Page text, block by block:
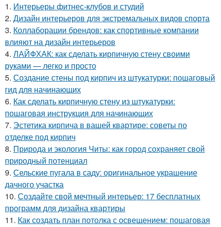
1. Интерьеры фитнес-клубов и студий
2. Дизайн интерьеров для экстремальных видов спорта
3. Коллаборации брендов: как спортивные компании
влияют на дизайн интерьеров
4. ЛАЙФХАК: как сделать кирпичную стену своими
руками — легко и просто
5. Создание стены под кирпич из штукатурки: пошаговый
гид для начинающих
6. Как сделать кирпичную стену из штукатурки:
пошаговая инструкция для начинающих
7. Эстетика кирпича в вашей квартире: советы по
отделке под кирпич
8. Природа и экология Читы: как город сохраняет свой
природный потенциал
9. Сельские пугала в саду: оригинальное украшение
дачного участка
10. Создайте свой мечтный интерьер: 17 бесплатных
программ для дизайна квартиры
11. Как создать план потолка с освещением: пошаговая